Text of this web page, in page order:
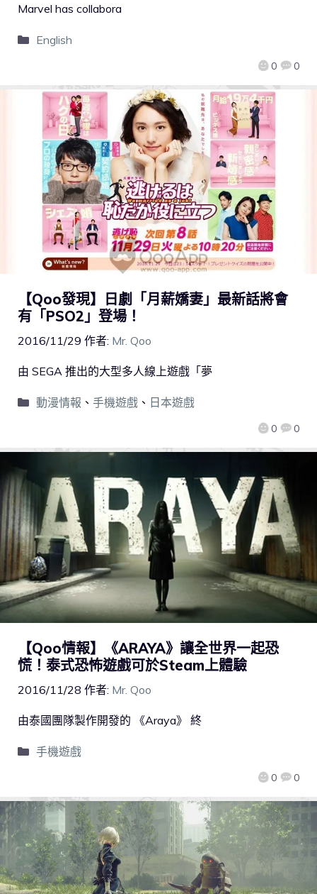
0 0
Marvel has collabora
English
【Qoo發現】日劇「月薪嬌妻」最新話將會
有「PSO2」登場！
2016/11/29 作者: Mr. Qoo
0 0
由 SEGA 推出的大型多人線上遊戲「夢
動漫情報 、 手機遊戲、 日本遊戲
【Qoo情報】《ARAYA》讓全世界一起恐
慌！泰式恐怖遊戲可於Steam上體驗
2016/11/28 作者: Mr. Qoo
0 0
由泰國團隊製作開發的 《Araya》 終
手機遊戲